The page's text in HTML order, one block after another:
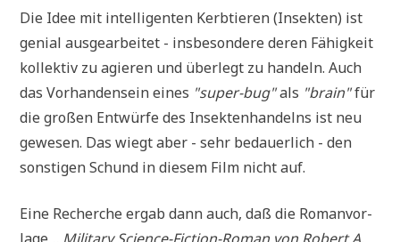
Die Idee mit intel­li­gen­ten Kerb­tie­ren (Insek­ten) ist
geni­al aus­ge­ar­bei­tet - ins­be­son­de­re deren Fähig­keit
kol­lek­tiv zu agie­ren und über­legt zu han­deln. Auch
das Vor­han­den­sein eines "super-bug"als "brain"für
die gro­ßen Ent­wür­fe des Insek­ten­han­delns ist neu
gewe­sen. Das wiegt aber - sehr bedau­er­lich - den
son­sti­gen Schund in die­sem Film nicht auf.
Eine Recher­che ergab dann auch, daß die Roman­vor­